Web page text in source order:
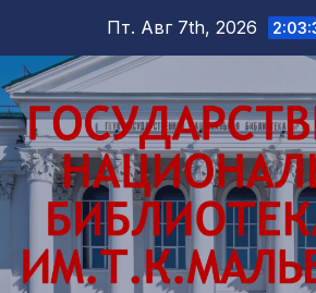
содержимому
Пт. Авг 7th, 2026